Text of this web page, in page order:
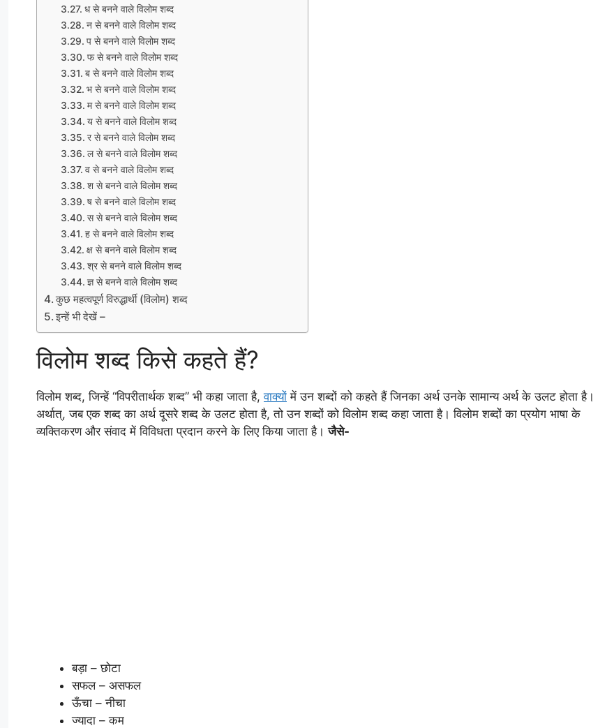
ध से बनने वाले विलोम शब्द
न से बनने वाले विलोम शब्द
प से बनने वाले विलोम शब्द
फ से बनने वाले विलोम शब्द
ब से बनने वाले विलोम शब्द
भ से बनने वाले विलोम शब्द
म से बनने वाले विलोम शब्द
य से बनने वाले विलोम शब्द
र से बनने वाले विलोम शब्द
ल से बनने वाले विलोम शब्द
व से बनने वाले विलोम शब्द
श से बनने वाले विलोम शब्द
ष से बनने वाले विलोम शब्द
स से बनने वाले विलोम शब्द
ह से बनने वाले विलोम शब्द
क्ष से बनने वाले विलोम शब्द
श्र से बनने वाले विलोम शब्द
ज्ञ से बनने वाले विलोम शब्द
कुछ महत्वपूर्ण विरुद्धार्थी (विलोम) शब्द
इन्हें भी देखें –
विलोम शब्द किसे कहते हैं?
विलोम शब्द, जिन्हें “विपरीतार्थक शब्द” भी कहा जाता है,वाक्यों में उन शब्दों को कहते हैं जिनका अर्थ उनके सामान्य अर्थ के उलट होता है।
अर्थात्, जब एक शब्द का अर्थ दूसरे शब्द के उलट होता है, तो उन शब्दों को विलोम शब्द कहा जाता है। विलोम शब्दों का प्रयोग भाषा के
व्यक्तिकरण और संवाद में विविधता प्रदान करने के लिए किया जाता है।जैसे-
बड़ा – छोटा
सफल – असफल
ऊँचा – नीचा
ज्यादा – कम